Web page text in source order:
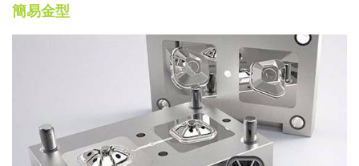
簡易金型